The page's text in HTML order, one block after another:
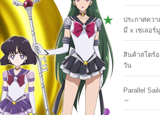
ประกาศควา
มี่ x เซเลอร์
สินค้าสโตร์
วัน
Parallel
～